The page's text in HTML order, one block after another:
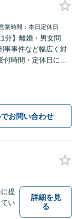
業時間：本日定休日
分】離婚・男女問
事事件など幅広く対
時間・定休日に関
でお問い合わせ
提
い
詳細を見
る